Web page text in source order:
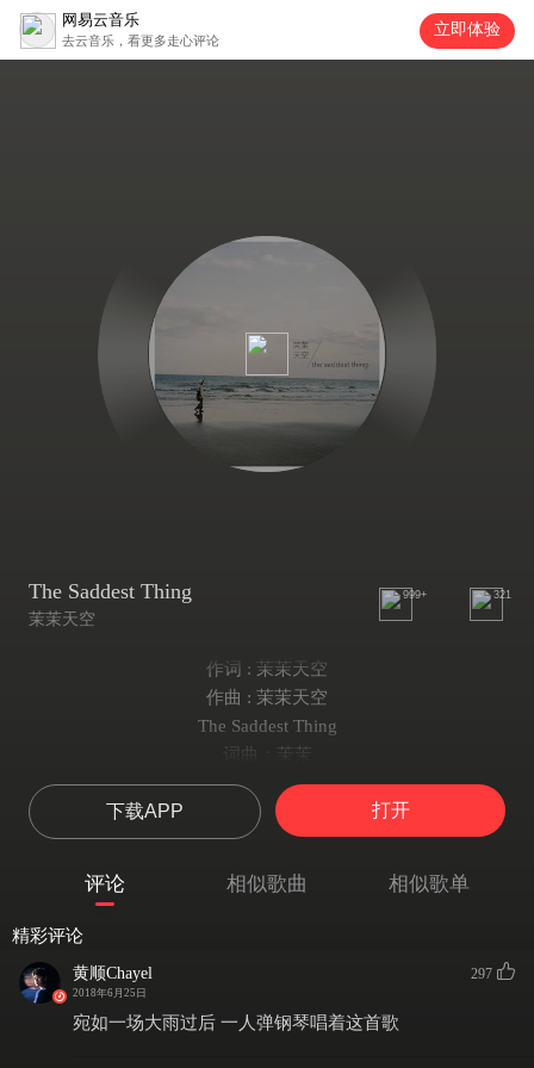
网易云音乐
去云音乐，看更多走心评论
立即体验
The Saddest Thing
茉茉天空
999+ 321
作词 : 茉茉天空
作曲 : 茉茉天空
The Saddest Thing
词曲：茉茉
演唱：茉茉
我看见你
从那扇门
然后消失
忘记呼吸
下载APP 打开
评论 相似歌曲 相似歌单
精彩评论
黄顺Chayel
2018年6月25日
297
宛如一场大雨过后 一人弹钢琴唱着这首歌